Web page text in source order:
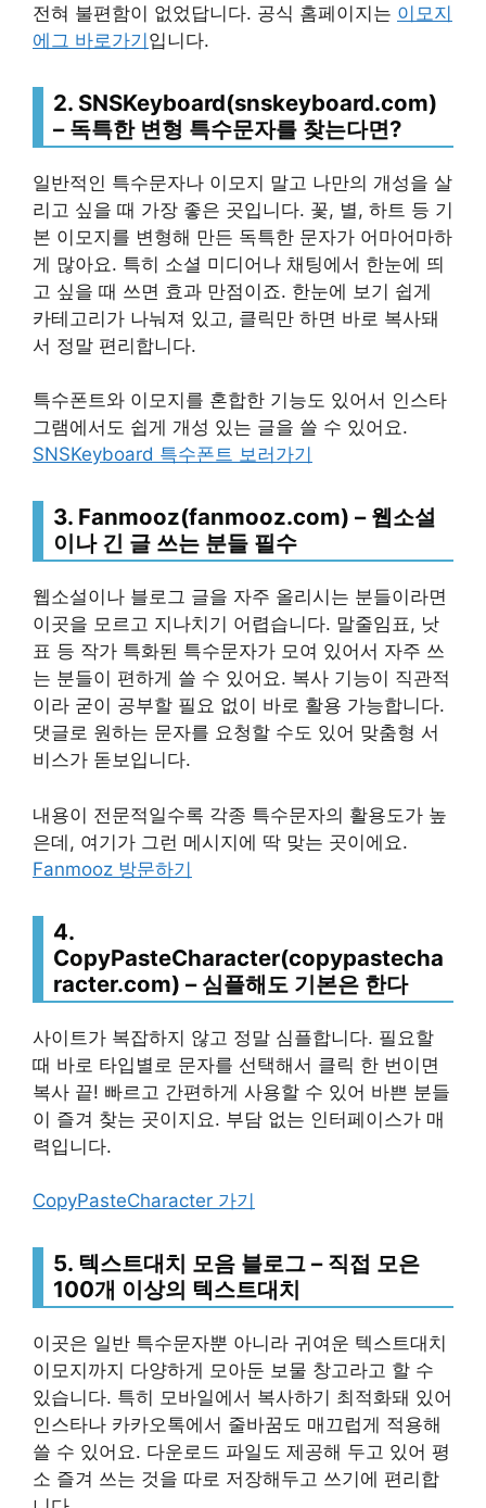
전혀 불편함이 없었답니다. 공식 홈페이지는 이모지
에그 바로가기입니다.
2. SNSKeyboard(snskeyboard.com)
– 독특한 변형 특수문자를 찾는다면?
일반적인 특수문자나 이모지 말고 나만의 개성을 살
리고 싶을 때 가장 좋은 곳입니다. 꽃, 별, 하트 등 기
본 이모지를 변형해 만든 독특한 문자가 어마어마하
게 많아요. 특히 소셜 미디어나 채팅에서 한눈에 띄
고 싶을 때 쓰면 효과 만점이죠. 한눈에 보기 쉽게
카테고리가 나눠져 있고, 클릭만 하면 바로 복사돼
서 정말 편리합니다.
특수폰트와 이모지를 혼합한 기능도 있어서 인스타
그램에서도 쉽게 개성 있는 글을 쓸 수 있어요.
SNSKeyboard 특수폰트 보러가기
3. Fanmooz(fanmooz.com) – 웹소설
이나 긴 글 쓰는 분들 필수
웹소설이나 블로그 글을 자주 올리시는 분들이라면
이곳을 모르고 지나치기 어렵습니다. 말줄임표, 낫
표 등 작가 특화된 특수문자가 모여 있어서 자주 쓰
는 분들이 편하게 쓸 수 있어요. 복사 기능이 직관적
이라 굳이 공부할 필요 없이 바로 활용 가능합니다.
댓글로 원하는 문자를 요청할 수도 있어 맞춤형 서
비스가 돋보입니다.
내용이 전문적일수록 각종 특수문자의 활용도가 높
은데, 여기가 그런 메시지에 딱 맞는 곳이에요.
Fanmooz 방문하기
4.
CopyPasteCharacter(copypastecha
racter.com) – 심플해도 기본은 한다
사이트가 복잡하지 않고 정말 심플합니다. 필요할
때 바로 타입별로 문자를 선택해서 클릭 한 번이면
복사 끝! 빠르고 간편하게 사용할 수 있어 바쁜 분들
이 즐겨 찾는 곳이지요. 부담 없는 인터페이스가 매
력입니다.
CopyPasteCharacter 가기
5. 텍스트대치 모음 블로그 – 직접 모은
100개 이상의 텍스트대치
이곳은 일반 특수문자뿐 아니라 귀여운 텍스트대치
이모지까지 다양하게 모아둔 보물 창고라고 할 수
있습니다. 특히 모바일에서 복사하기 최적화돼 있어
인스타나 카카오톡에서 줄바꿈도 매끄럽게 적용해
쓸 수 있어요. 다운로드 파일도 제공해 두고 있어 평
소 즐겨 쓰는 것을 따로 저장해두고 쓰기에 편리합